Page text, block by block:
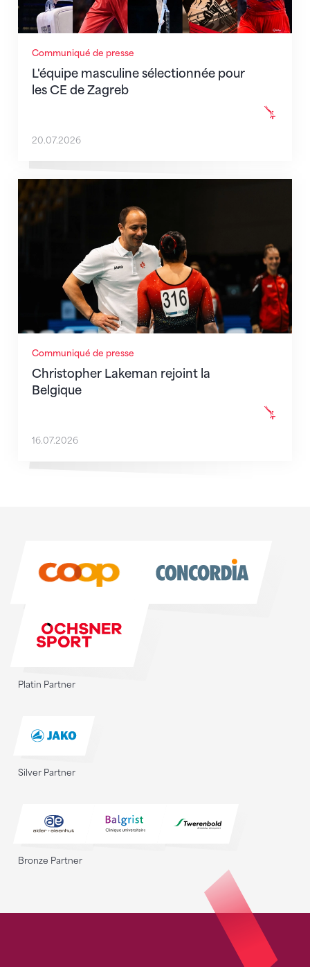
Communiqué de presse
L'équipe masculine sélectionnée pour
les CE de Zagreb
20.07.2026
Communiqué de presse
Christopher Lakeman rejoint la
Belgique
Christopher Lakeman rejoint la Belgique
16.07.2026
Platin Partner
Silver Partner
Bronze Partner